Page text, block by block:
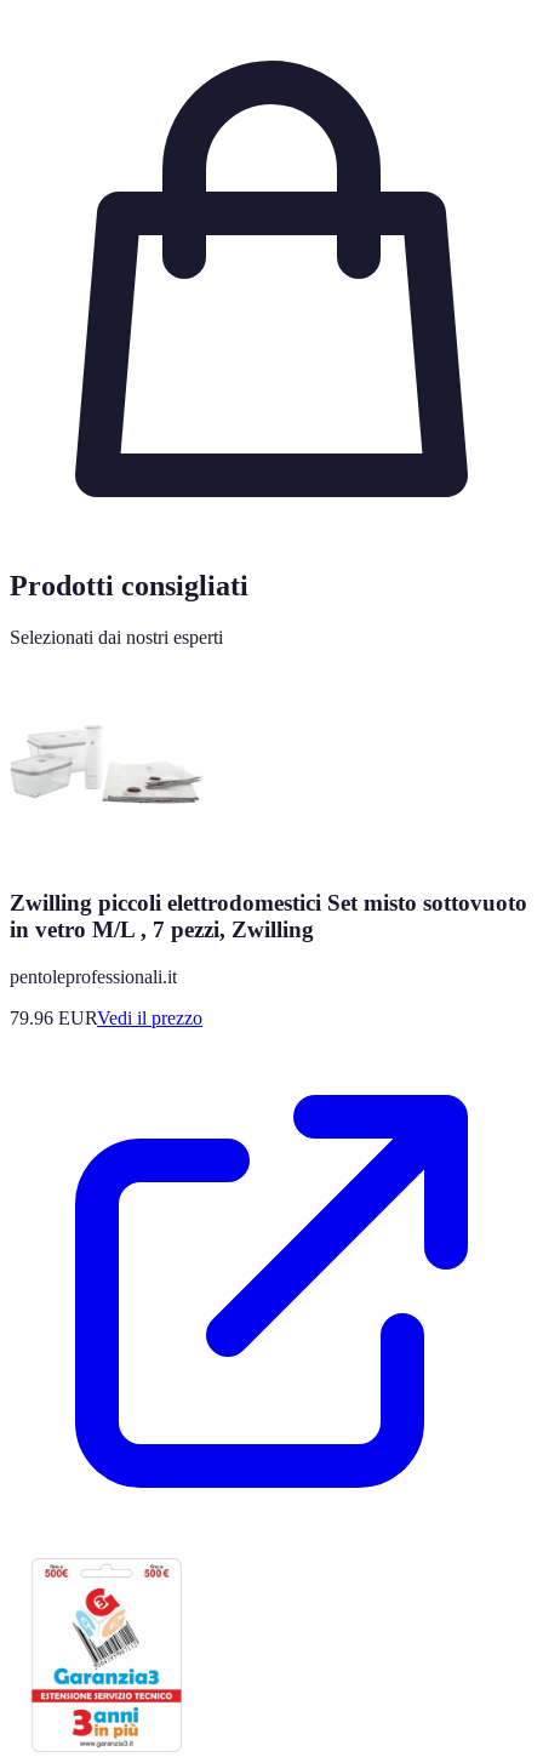
Prodotti consigliati
Selezionati dai nostri esperti
Zwilling piccoli elettrodomestici Set misto sottovuoto
in vetro M/L , 7 pezzi, Zwilling
pentoleprofessionali.it
79.96 EURVedi il prezzo